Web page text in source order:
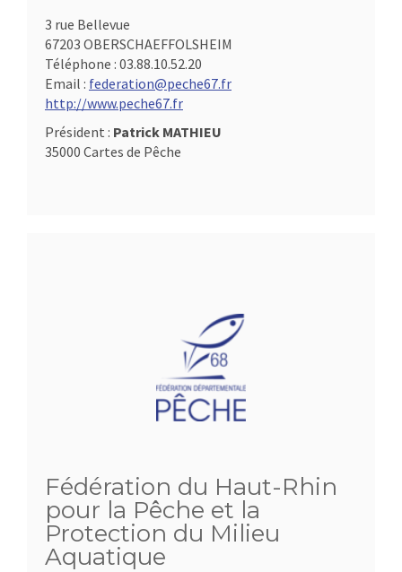
3 rue Bellevue
67203 OBERSCHAEFFOLSHEIM
Téléphone : 03.88.10.52.20
Email : federation@peche67.fr
http://www.peche67.fr
Président : Patrick MATHIEU
35000 Cartes de Pêche
Fédération du Haut-Rhin
pour la Pêche et la
Protection du Milieu
Aquatique